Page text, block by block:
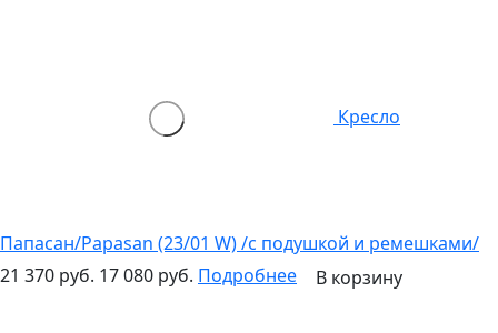
Кресло
Папасан/Papasan (23/01 W) /с подушкой и ремешками/
21 370 руб. 17 080 руб. Подробнее В корзину